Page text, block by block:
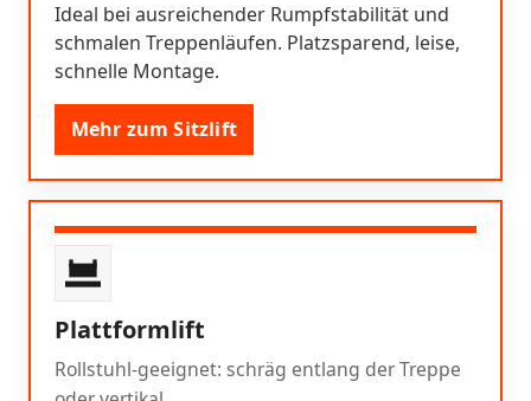
Ideal bei ausreichender Rumpfstabilität und
schmalen Treppenläufen. Platzsparend, leise,
schnelle Montage.
Mehr zum Sitzlift
Plattformlift
Rollstuhl-geeignet: schräg entlang der Treppe